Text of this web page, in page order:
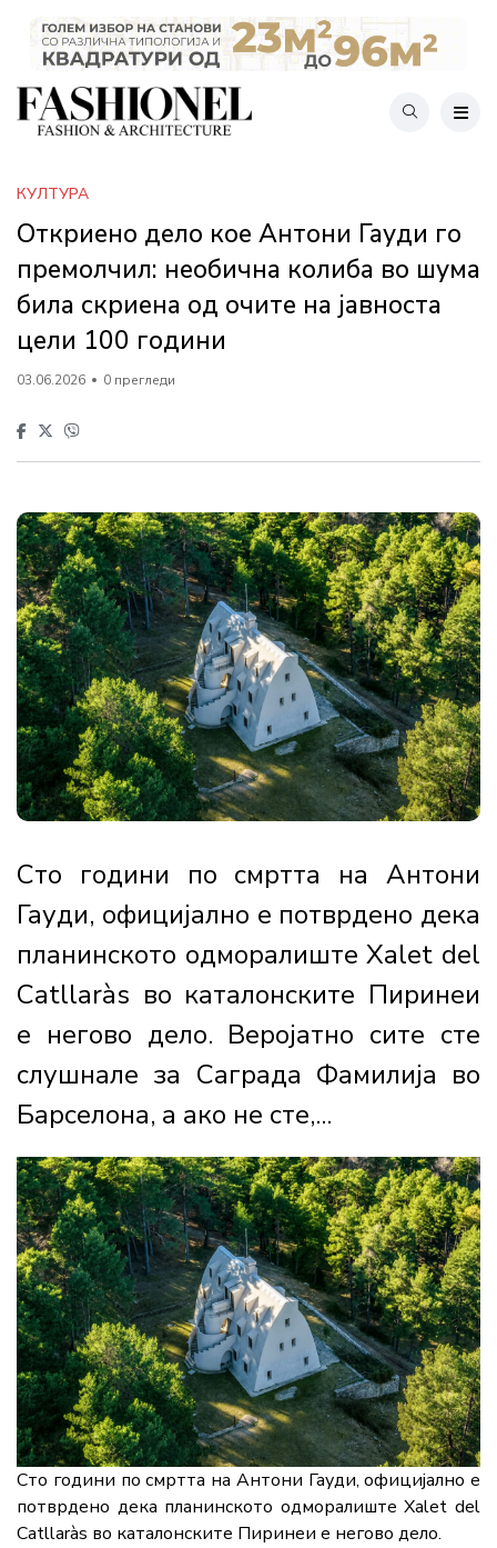
КУЛТУРА
Откриено дело кое Антони Гауди го
премолчил: необична колиба во шума
била скриена од очите на јавноста
цели 100 години
03.06.2026 0 прегледи
Сто години по смртта на Антони
Гауди, официјално е потврдено дека
планинското одморалиште Xalet del
Catllaràs во каталонските Пиринеи
е негово дело. Веројатно сите сте
слушнале за Саграда Фамилија во
Барселона, а ако не сте,...
Сто години по смртта на Антони Гауди, официјално е
потврдено дека планинското одморалиште Xalet del
Catllaràs во каталонските Пиринеи е негово дело.